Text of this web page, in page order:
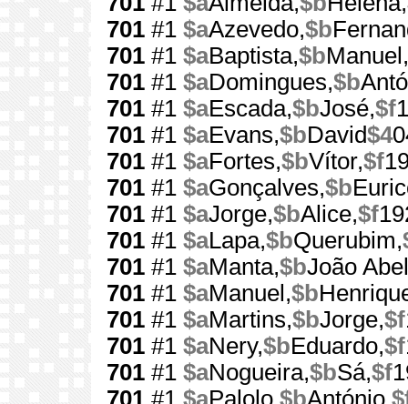
701 #1 $aAzevedo,$b
701 #1 $aBaptista,$bManuel,
701 #1 $aDomingues,$b
701 #1 $aEscada,$bJosé,$f
701 #1 $aEvans,$bDavid$4
701 #1 $aFortes,$bVítor,$f
701 #1 $aGonçalves,$b
701 #1 $aJorge,$bAlice,$f
701 #1 $aLapa,$bQuerubim,
701 #1 $aManta,$bJoão
701 #1 $aManuel,$b
701 #1 $aMartins,$bJorge,$f
701 #1 $aNery,$bEduardo,$f
701 #1 $aNogueira,$bSá,$f
701 #1 $aPalolo,$bAntónio,